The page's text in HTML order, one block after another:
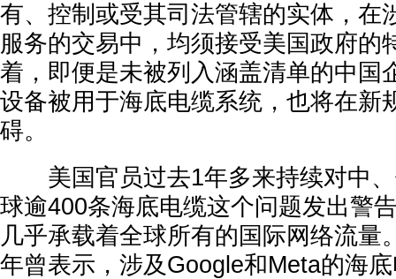
有、控制或受其司法管辖的实体，在
服务的交易中，均须接受美国政府的
着，即便是未被列入涵盖清单的中国
设备被用于海底电缆系统，也将在新
碍。
美国官员过去1年多来持续对中、
球逾400条海底电缆这个问题发出警
几乎承载着全球所有的国际网络流量
年曾表示，涉及Google和Meta的海